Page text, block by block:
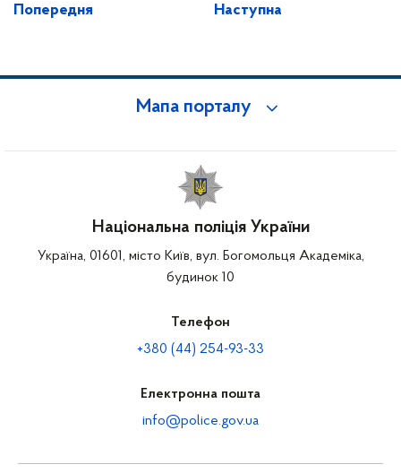
Попередня Наступна
Мапа порталу
Національна поліція України
Україна, 01601, місто Київ, вул. Богомольця Академіка,
будинок 10
Телефон
+380 (44) 254-93-33
Електронна пошта
info@police.gov.ua